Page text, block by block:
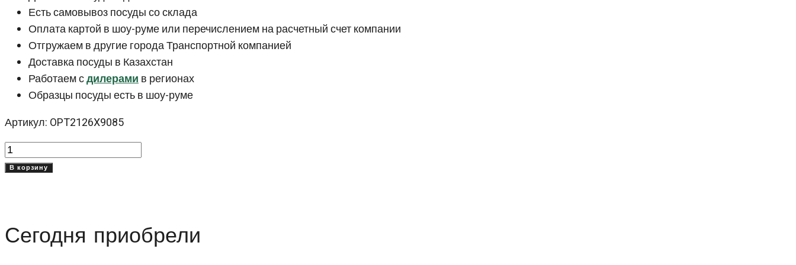
Есть самовывоз посуды со склада
Оплата картой в шоу-руме или перечислением на расчетный счет компании
Отгружаем в другие города Транспортной компанией
Доставка посуды в Казахстан
Работаем сдилерамив регионах
Образцы посуды есть в шоу-руме
Артикул: OPT2126X9085
Количество
товара
см
В корзину
Сегодня приобрели